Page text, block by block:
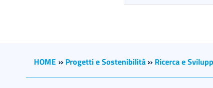
HOME ›› Progetti e Sostenibilità›› Ricerca e